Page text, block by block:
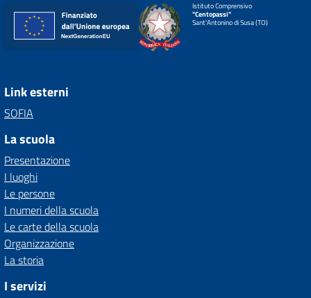
Istituto Comprensivo
"Centopassi"
Sant'Antonino di Susa (TO)
Link esterni
SOFIA
La scuola
Presentazione
I luoghi
Le persone
I numeri della scuola
Le carte della scuola
Organizzazione
La storia
I servizi